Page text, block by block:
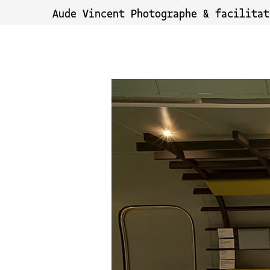
Aude Vincent Photographe &